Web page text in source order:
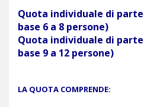
Quota individuale di
base 6 a 8 persone)
Quota individuale di
base 9 a 12 persone)
LA QUOTA COMPRENDE: